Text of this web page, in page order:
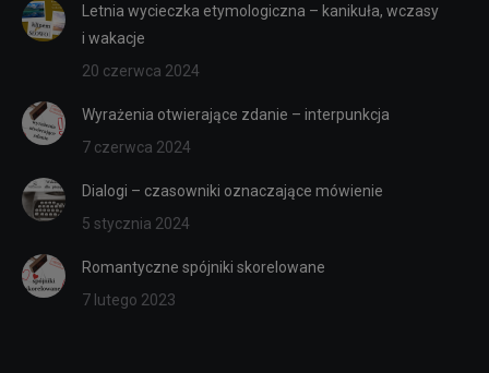
Letnia wycieczka etymologiczna – kanikuła, wczasy
i wakacje
20 czerwca 2024
Wyrażenia otwierające zdanie – interpunkcja
7 czerwca 2024
Dialogi – czasowniki oznaczające mówienie
5 stycznia 2024
Romantyczne spójniki skorelowane
7 lutego 2023